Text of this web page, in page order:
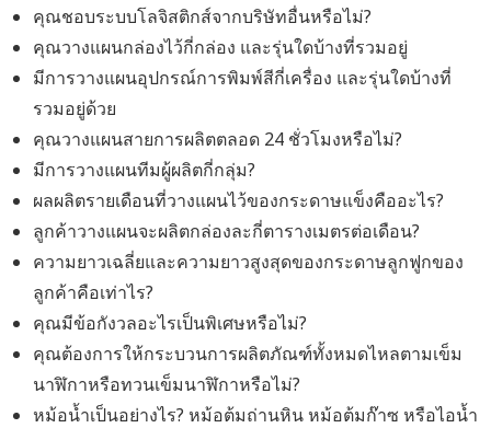
คุณชอบระบบโลจิสติกส์จากบริษัทอื่นหรือไม่?
คุณวางแผนกล่องไว้กี่กล่อง และรุ่นใดบ้างที่รวมอยู่
มีการวางแผนอุปกรณ์การพิมพ์สีกี่เครื่อง และรุ่นใดบ้างที่
รวมอยู่ด้วย
คุณวางแผนสายการผลิตตลอด 24 ชั่วโมงหรือไม่?
มีการวางแผนทีมผู้ผลิตกี่กลุ่ม?
ผลผลิตรายเดือนที่วางแผนไว้ของกระดาษแข็งคืออะไร?
ลูกค้าวางแผนจะผลิตกล่องละกี่ตารางเมตรต่อเดือน?
ความยาวเฉลี่ยและความยาวสูงสุดของกระดาษลูกฟูกของ
ลูกค้าคือเท่าไร?
คุณมีข้อกังวลอะไรเป็นพิเศษหรือไม่?
คุณต้องการให้กระบวนการผลิตภัณฑ์ทั้งหมดไหลตามเข็ม
นาฬิกาหรือทวนเข็มนาฬิกาหรือไม่?
หม้อน้ำเป็นอย่างไร? หม้อต้มถ่านหิน หม้อต้มก๊าซ หรือไอน้ำ